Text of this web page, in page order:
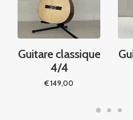
Guitare classique
4/4
€149,00